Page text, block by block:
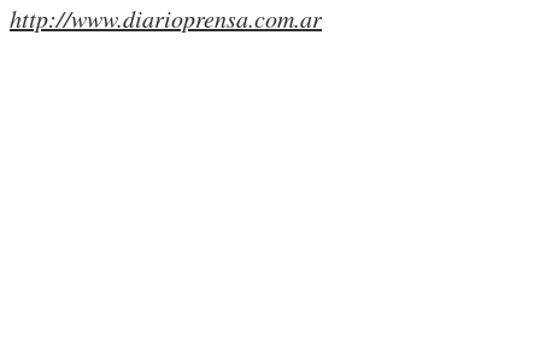
http://www.diarioprensa.com.ar